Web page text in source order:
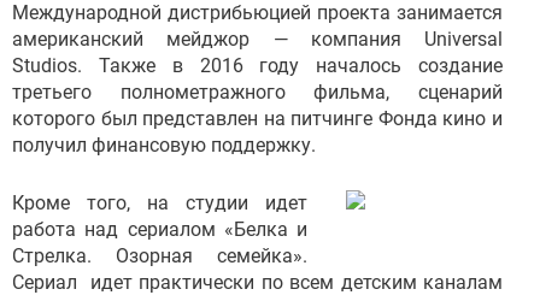
Международной дистрибьюцией проекта занимается
американский мейджор — компания Universal
Studios. Также в 2016 году началось создание
третьего полнометражного фильма, сценарий
которого был представлен на питчинге Фонда кино и
получил финансовую поддержку.
Кроме того, на студии идет
работа над сериалом «Белка и
Стрелка. Озорная семейка».
Сериал идет практически по всем детским каналам